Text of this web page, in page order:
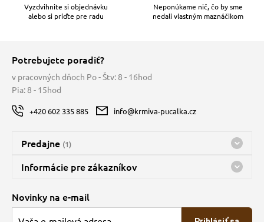
Vyzdvihnite si objednávku
alebo si príďte pre radu
Neponúkame nič, čo by sme
nedali vlastným maznáčikom
Potrebujete poradiť?
v pracovných dňoch Po - Štv: 8 - 16hod
Pia: 8 - 15hod
+420 602 335 885 info@krmiva-pucalka.cz
Predajne (1)
Predajňa a sklad Kbely
Bohužiaľ, momentálne máme zatvorené
Informácie pre zákazníkov
O spoločnosti
Novinky na e-mail